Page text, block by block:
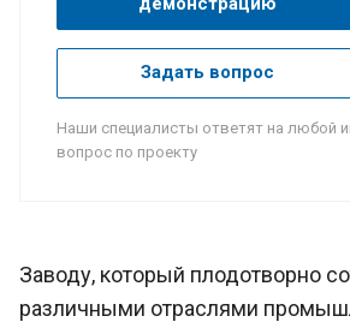
Задать вопрос
Наши специалисты ответят на любой
вопрос по проекту
Заводу, который плодотворно
различными отраслями